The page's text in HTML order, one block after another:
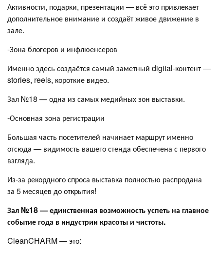
Активности, подарки, презентации — всё это привлекает
дополнительное внимание и создаёт живое движение в
зале.
-Зона блогеров и инфлюенсеров
Именно здесь создаётся самый заметный digital-контент —
stories, reels, короткие видео.
Зал №18 — одна из самых медийных зон выставки.
-Основная зона регистрации
Большая часть посетителей начинает маршрут именно
отсюда — видимость вашего стенда обеспечена с первого
взгляда.
Из-за рекордного спроса выставка полностью распродана
за 5 месяцев до открытия!
Зал №18 — единственная возможность успеть на главное
событие года в индустрии красоты и чистоты.
CleanCHARM — это: